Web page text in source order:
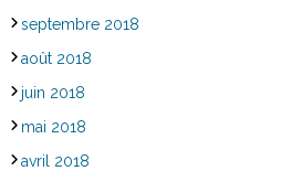
septembre 2018
août 2018
juin 2018
mai 2018
avril 2018